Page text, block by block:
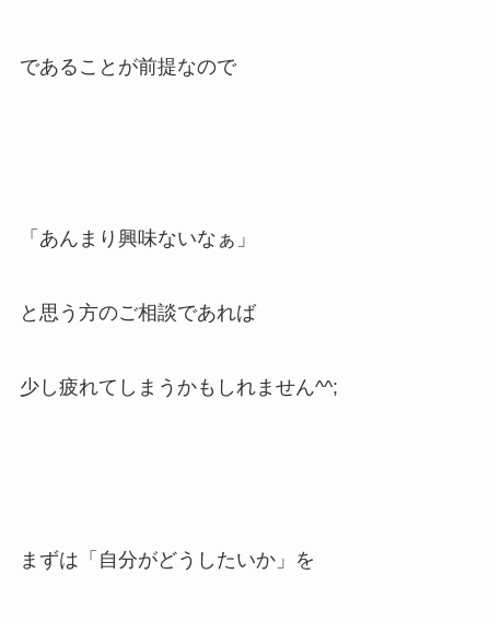
であることが前提なので
「あんまり興味ないなぁ」
と思う方のご相談であれば
少し疲れてしまうかもしれません^^;
まずは「自分がどうしたいか」を